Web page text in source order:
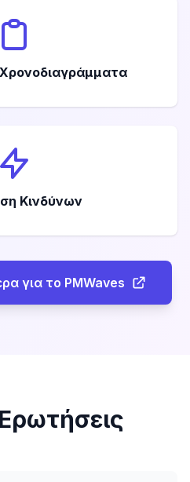
Κινδύνων
για το PMWaves